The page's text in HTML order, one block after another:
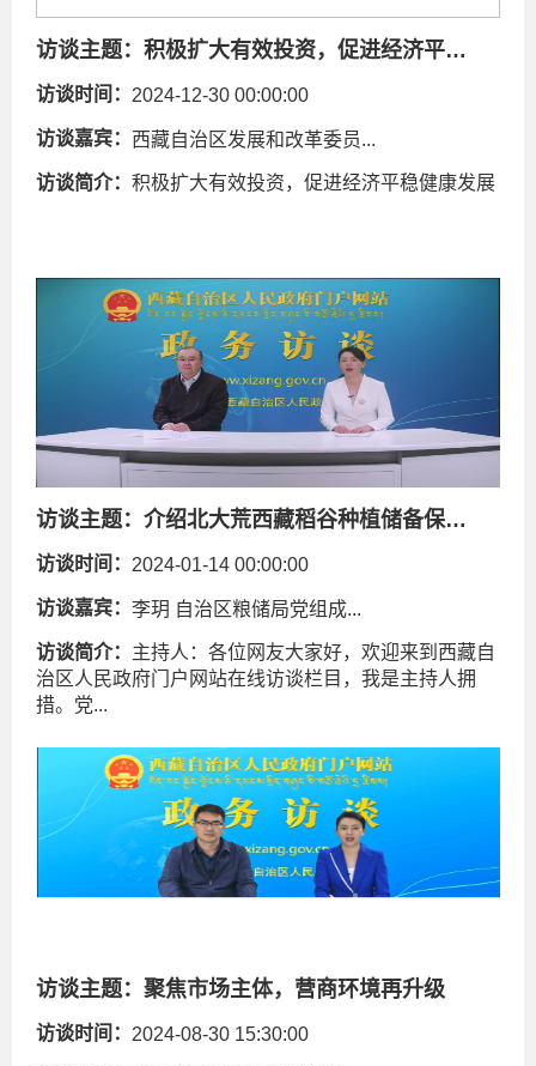
访谈主题： 积极扩大有效投资，促进经济平稳健康发展
访谈时间： 2024-12-30 00:00:00
访谈嘉宾： 西藏自治区发展和改革委员...
访谈简介： 积极扩大有效投资，促进经济平稳健康发展
访谈主题： 介绍北大荒西藏稻谷种植储备保供基地建设推进情况
访谈时间： 2024-01-14 00:00:00
访谈嘉宾： 李玥 自治区粮储局党组成...
访谈简介： 主持人：各位网友大家好，欢迎来到西藏自
治区人民政府门户网站在线访谈栏目，我是主持人拥
措。党...
访谈主题： 聚焦市场主体，营商环境再升级
访谈时间： 2024-08-30 15:30:00